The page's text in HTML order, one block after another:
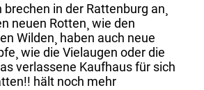
in der Rattenburg an¸
neuen Rotten¸ wie den
Wilden¸ haben auch neue
wie die Vielaugen oder die
verlassene Kaufhaus für sich
hält noch mehr